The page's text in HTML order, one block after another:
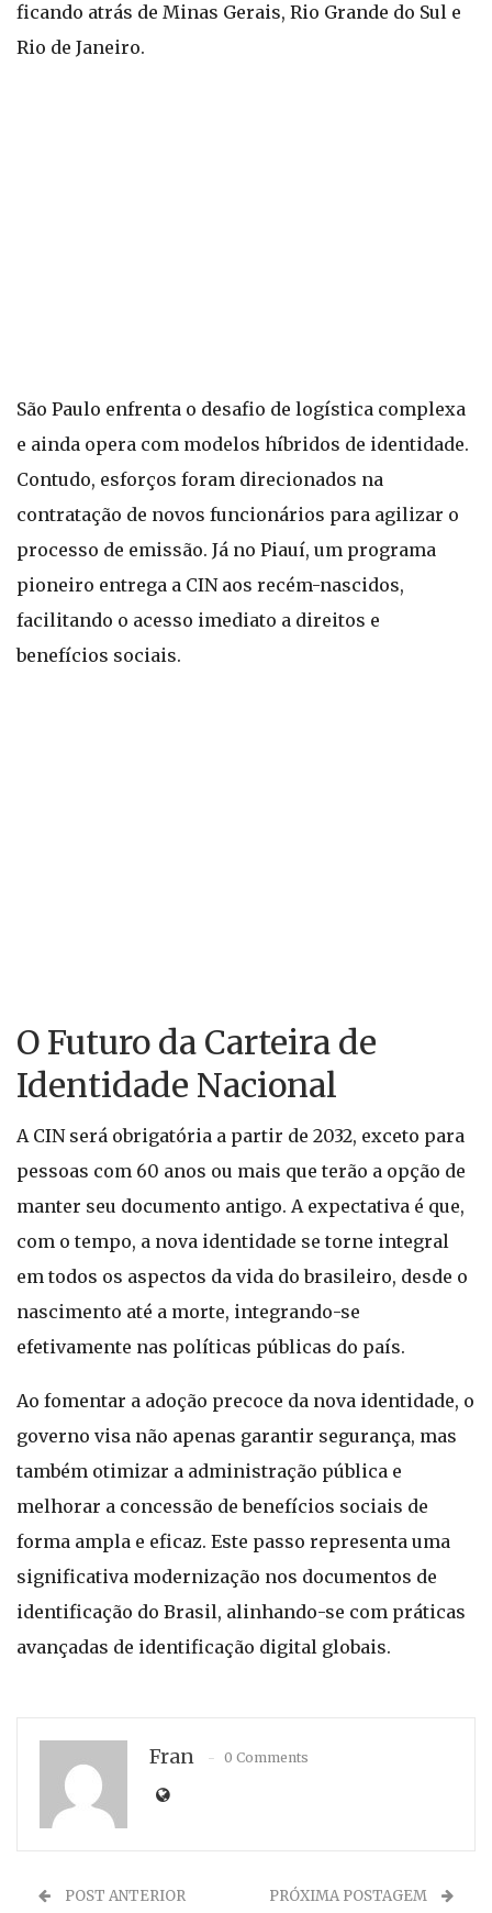
ficando atrás de Minas Gerais, Rio Grande do Sul e
Rio de Janeiro.
São Paulo enfrenta o desafio de logística complexa
e ainda opera com modelos híbridos de identidade.
Contudo, esforços foram direcionados na
contratação de novos funcionários para agilizar o
processo de emissão. Já no Piauí, um programa
pioneiro entrega a CIN aos recém-nascidos,
facilitando o acesso imediato a direitos e
benefícios sociais.
O Futuro da Carteira de
Identidade Nacional
A CIN será obrigatória a partir de 2032, exceto para
pessoas com 60 anos ou mais que terão a opção de
manter seu documento antigo. A expectativa é que,
com o tempo, a nova identidade se torne integral
em todos os aspectos da vida do brasileiro, desde o
nascimento até a morte, integrando-se
efetivamente nas políticas públicas do país.
Ao fomentar a adoção precoce da nova identidade, o
governo visa não apenas garantir segurança, mas
também otimizar a administração pública e
melhorar a concessão de benefícios sociais de
forma ampla e eficaz. Este passo representa uma
significativa modernização nos documentos de
identificação do Brasil, alinhando-se com práticas
avançadas de identificação digital globais.
Fran 0 Comments
POST ANTERIOR PRÓXIMA POSTAGEM